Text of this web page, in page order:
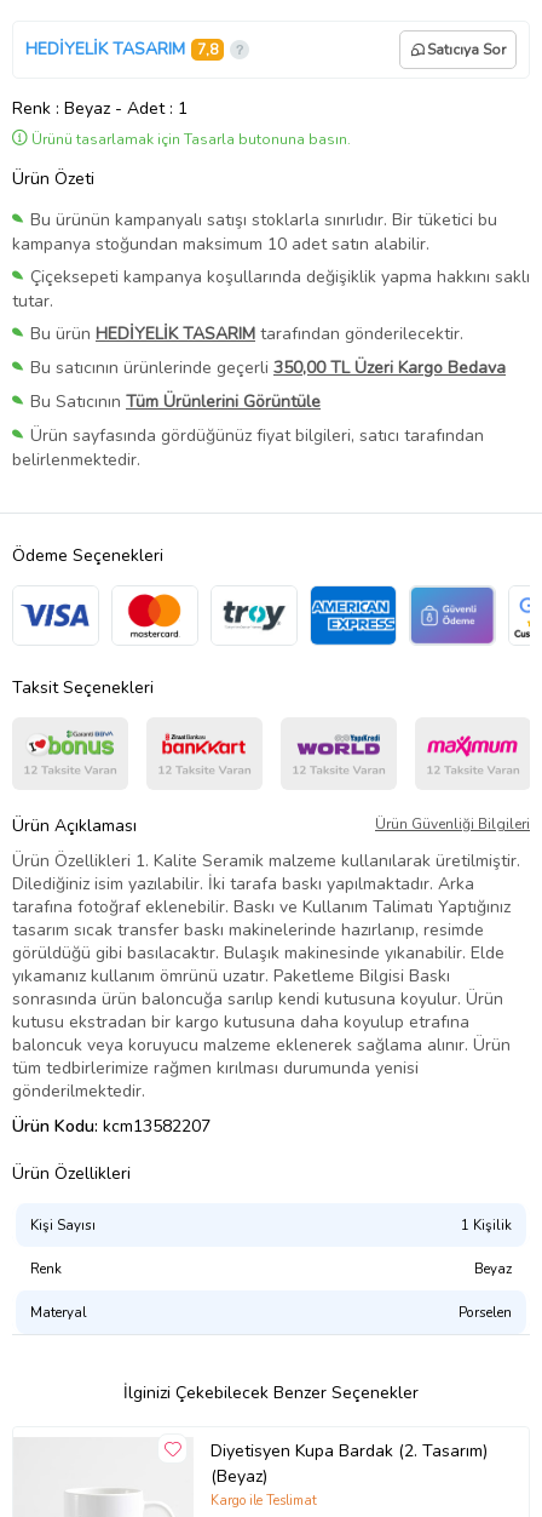
HEDİYELİK TASARIM 7,8 Satıcıya Sor
Renk : Beyaz - Adet : 1
Ürünü tasarlamak için Tasarla butonuna basın.
Ürün Özeti
Bu ürünün kampanyalı satışı stoklarla sınırlıdır. Bir tüketici bu
kampanya stoğundan maksimum 10 adet satın alabilir.
Çiçeksepeti kampanya koşullarında değişiklik yapma hakkını saklı
tutar.
Bu ürün HEDİYELİK TASARIM tarafından gönderilecektir.
Bu satıcının ürünlerinde geçerli 350,00 TL Üzeri Kargo Bedava
Bu Satıcının Tüm Ürünlerini Görüntüle
Ürün sayfasında gördüğünüz fiyat bilgileri, satıcı tarafından
belirlenmektedir.
Ödeme Seçenekleri
Taksit Seçenekleri
Ürün Açıklaması Ürün Güvenliği Bilgileri
Ürün Özellikleri 1. Kalite Seramik malzeme kullanılarak üretilmiştir.
Dilediğiniz isim yazılabilir. İki tarafa baskı yapılmaktadır. Arka
tarafına fotoğraf eklenebilir. Baskı ve Kullanım Talimatı Yaptığınız
tasarım sıcak transfer baskı makinelerinde hazırlanıp, resimde
görüldüğü gibi basılacaktır. Bulaşık makinesinde yıkanabilir. Elde
yıkamanız kullanım ömrünü uzatır. Paketleme Bilgisi Baskı
sonrasında ürün baloncuğa sarılıp kendi kutusuna koyulur. Ürün
kutusu ekstradan bir kargo kutusuna daha koyulup etrafına
baloncuk veya koruyucu malzeme eklenerek sağlama alınır. Ürün
tüm tedbirlerimize rağmen kırılması durumunda yenisi
gönderilmektedir.
Ürün Kodu: kcm13582207
Ürün Özellikleri
Kişi Sayısı 1 Kişilik
Renk Beyaz
Materyal Porselen
İlginizi Çekebilecek Benzer Seçenekler
Diyetisyen Kupa Bardak (2. Tasarım)
(Beyaz)
Kargo ile Teslimat